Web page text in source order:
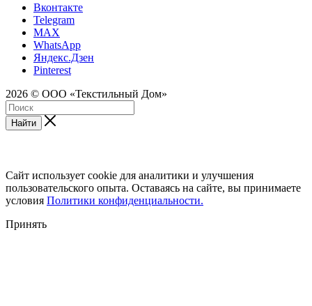
Вконтакте
Telegram
MAX
WhatsApp
Яндекс.Дзен
Pinterest
2026 © ООО «Текстильный Дом»
Найти
Сайт использует cookie для аналитики и улучшения
пользовательского опыта. Оставаясь на сайте, вы принимаете
условия Политики конфиденциальности.
Принять